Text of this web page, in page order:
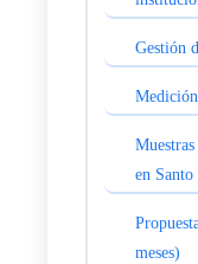
Gestión
en
meses)